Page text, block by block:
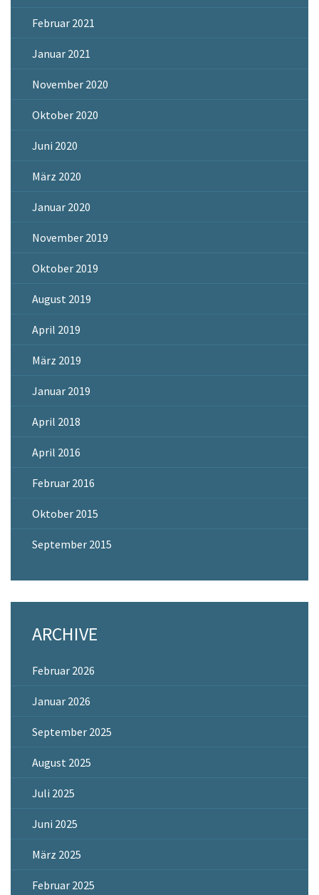
Februar 2021
Januar 2021
November 2020
Oktober 2020
Juni 2020
März 2020
Januar 2020
November 2019
Oktober 2019
August 2019
April 2019
März 2019
Januar 2019
April 2018
April 2016
Februar 2016
Oktober 2015
September 2015
ARCHIVE
Februar 2026
Januar 2026
September 2025
August 2025
Juli 2025
Juni 2025
März 2025
Februar 2025